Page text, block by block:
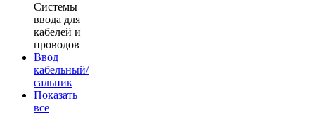
Системы
ввода для
кабелей и
проводов
Ввод
кабельный/
сальник
Показать
все